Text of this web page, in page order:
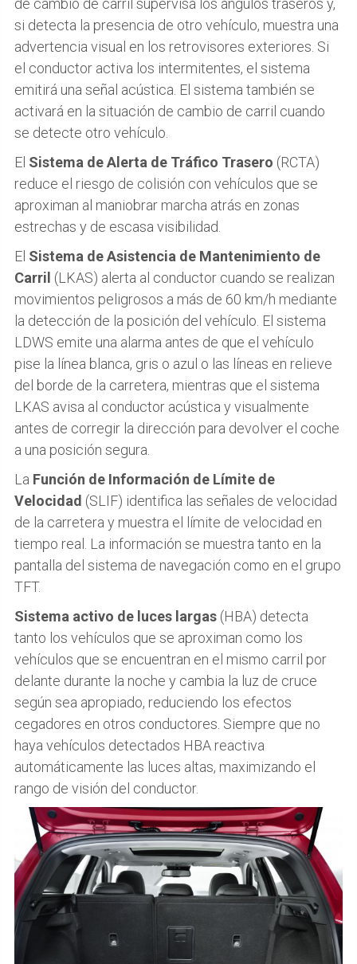
si detecta la presencia de otro vehículo, muestra una
advertencia visual en los retrovisores exteriores. Si
el conductor activa los intermitentes, el sistema
emitirá una señal acústica. El sistema también se
activará en la situación de cambio de carril cuando
se detecte otro vehículo.
El Sistema de Alerta de Tráfico Trasero (RCTA)
reduce el riesgo de colisión con vehículos que se
aproximan al maniobrar marcha atrás en zonas
estrechas y de escasa visibilidad.
El Sistema de Asistencia de Mantenimiento de
Carril (LKAS) alerta al conductor cuando se realizan
movimientos peligrosos a más de 60 km/h mediante
la detección de la posición del vehículo. El sistema
LDWS emite una alarma antes de que el vehículo
pise la línea blanca, gris o azul o las líneas en relieve
del borde de la carretera, mientras que el sistema
LKAS avisa al conductor acústica y visualmente
antes de corregir la dirección para devolver el coche
a una posición segura.
La Función de Información de Límite de
Velocidad (SLIF) identifica las señales de velocidad
de la carretera y muestra el límite de velocidad en
tiempo real. La información se muestra tanto en la
pantalla del sistema de navegación como en el grupo
TFT.
Sistema activo de luces largas (HBA) detecta
tanto los vehículos que se aproximan como los
vehículos que se encuentran en el mismo carril por
delante durante la noche y cambia la luz de cruce
según sea apropiado, reduciendo los efectos
cegadores en otros conductores. Siempre que no
haya vehículos detectados HBA reactiva
automáticamente las luces altas, maximizando el
rango de visión del conductor.